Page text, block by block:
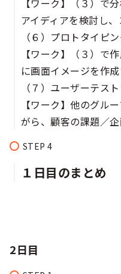
アイディアを検討し
（６）プロトタイピ
【ワーク】（３）で
に画面イメージを作
（７）ユーザーテス
【ワーク】他のグル
がら、顧客の課題／
１日目のまとめ
2日目